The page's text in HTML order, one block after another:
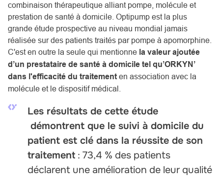
combinaison thérapeutique alliant pompe, molécule et
prestation de santé à domicile. Optipump est la plus
grande étude prospective au niveau mondial jamais
réalisée sur des patients traités par pompe à apomorphine.
C'est en outre la seule qui mentionne la valeur ajoutée
d’un prestataire de santé à domicile tel qu’ORKYN’
dans l'efficacité du traitement en association avec la
molécule et le dispositif médical.
Les résultats de cette étude
démontrent que le suivi à domicile du
patient est clé dans la réussite de son
traitement : 73,4 % des patients
déclarent une amélioration de leur qualité